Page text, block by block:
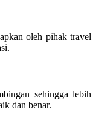
oleh pihak travel
sehingga lebih
dan benar.